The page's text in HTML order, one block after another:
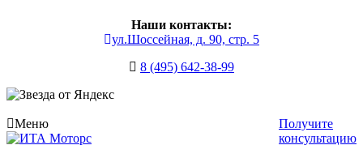
Наши контакты:
ул.Шоссейная, д. 90, стр. 5
8 (495) 642-38-99
Получите
консультацию
Меню